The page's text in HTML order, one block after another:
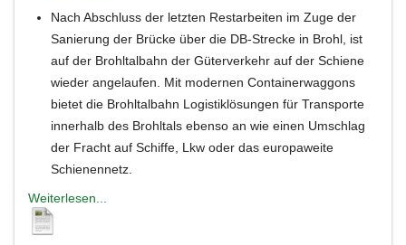
Nach Abschluss der letzten Restarbeiten im Zuge der
Sanierung der Brücke über die DB-Strecke in Brohl, ist
auf der Brohltalbahn der Güterverkehr auf der Schiene
wieder angelaufen. Mit modernen Containerwaggons
bietet die Brohltalbahn Logistiklösungen für Transporte
innerhalb des Brohltals ebenso an wie einen Umschlag
der Fracht auf Schiffe, Lkw oder das europaweite
Schienennetz.
Weiterlesen...